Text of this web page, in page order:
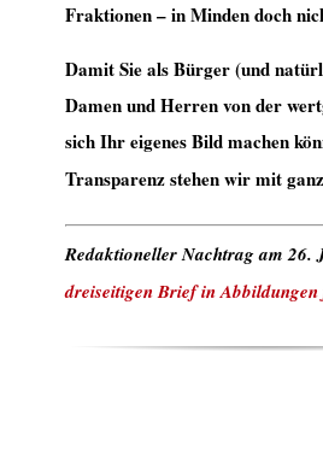
Fraktionen – in Minden doch
Damit Sie als Bürger (und
Damen und Herren von der
sich Ihr eigenes Bild machen
Transparenz stehen wir mit
Redaktioneller Nachtrag am
dreiseitigen Brief in Abbildungen